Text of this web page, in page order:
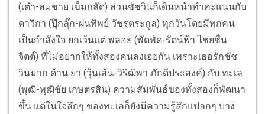
(เต๋า-สมชาย เข็มกลัด) ส่วนชัชวินก็เดินหน้าทำคะแนนกับ
ดาวิกา (ปุ๊กลุ๊ก-ฝนทิพย์ วัชรตระกูล) ทุกวันโดยมีทุกคน
เป็นกำลังใจ ยกเว้นแต่ พลอย (พัดพัด-รัตน์ฟ้า ไชยชื่น
จิตต์) ที่ไม่อยากให้ทั้งสองคนลงเอยกัน เพราะเธอรักชัช
วินมาก ด้าน ยา (วุ้นเส้น-วิริฒิพา ภักดีประสงค์) กับ ทะเล
(พุฒิ-พุฒิชัย เกษตรสิน) ความสัมพันธ์ของทั้งสองก็พัฒนา
ขึ้น แต่ในใจลึกๆ ของทะเลก็ยังมีความรู้สึกแปลกๆ บาง